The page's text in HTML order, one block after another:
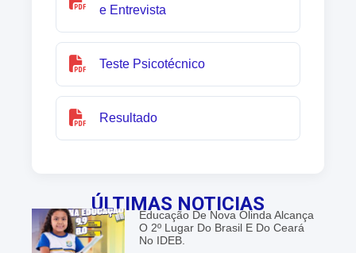
e Entrevista
Teste Psicotécnico
Resultado
ÚLTIMAS NOTICIAS
Educação De Nova Olinda Alcança
O 2º Lugar Do Brasil E Do Ceará
No IDEB.